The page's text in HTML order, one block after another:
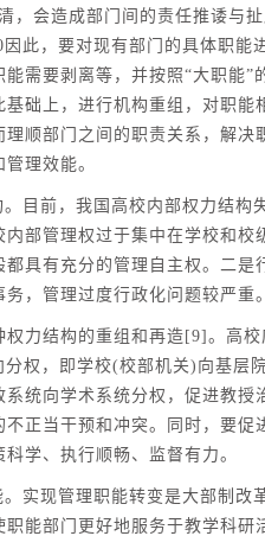
，会造成部门间的责任推诿与
此，要对现有部门的具体职能
需要剥离等，并按照“大职能
础上，进行机构重组，对职
顺部门之间的职责关系，解
理效能。
前，我国高校内部权力结构
部管理权过于集中在学校和
具有充分的管理自主权。二
，管理过度行政化问题较严重
结构的重组和再造[9]。高校
分权，即学校(校部机关)向基层
统向学术系统分权，促进教
正当干预和冲突。同时，要
学、执行顺畅、监督有力。
现管理职能转变是大部制改
能部门更好地服务于教学科